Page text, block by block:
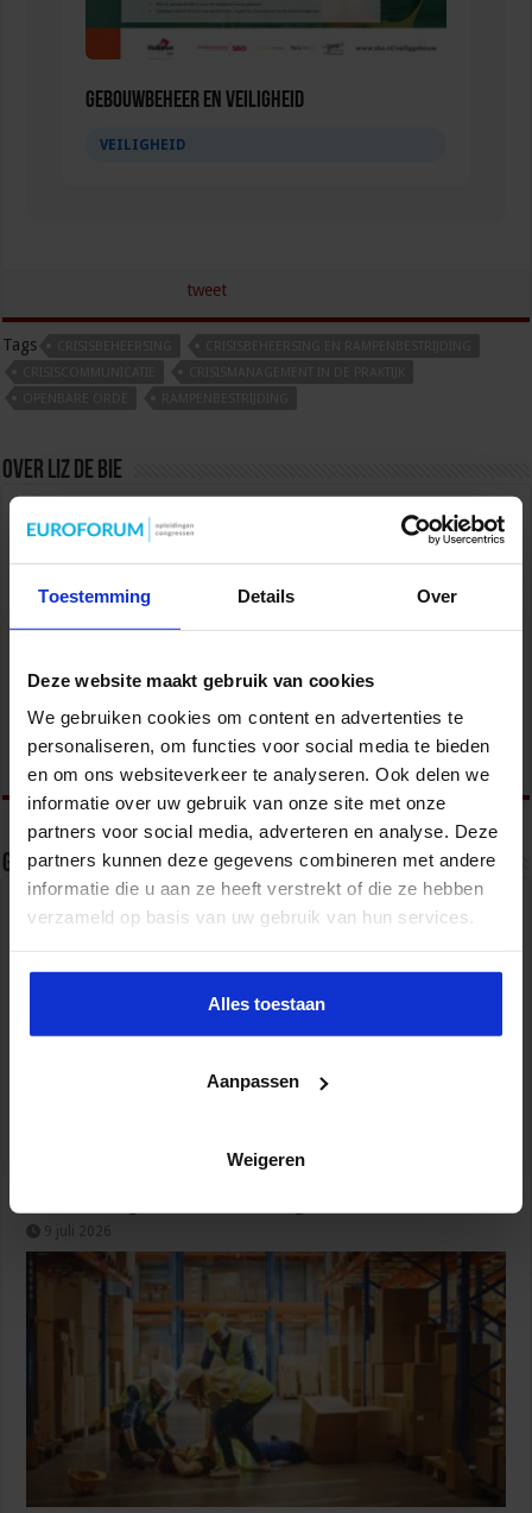
Toestemming Details Over
Deze website maakt gebruik van cookies
We gebruiken cookies om content en advertenties te
personaliseren, om functies voor social media te bieden
en om ons websiteverkeer te analyseren. Ook delen we
informatie over uw gebruik van onze site met onze
partners voor social media, adverteren en analyse. Deze
partners kunnen deze gegevens combineren met andere
informatie die u aan ze heeft verstrekt of die ze hebben
verzameld op basis van uw gebruik van hun services.
Alles toestaan
Aanpassen
Weigeren
Gebouwbeheer en veiligheid
VEILIGHEID
tweet
Tags
Over Liz de Bie
Nederland veilig maken doe je samen. Voor het
Studiecentrum voor Bedrijf en Overheid
organiseer ik congressen, cursussen, opleidingen
veiligheidsprofessionals werkzaam bij de
terrein van veiligheid. Meer informatie over het Studiecentrum voor
www.sbo.nl/veiligheid
Gerelateerde Artikelen
9 juli 2026